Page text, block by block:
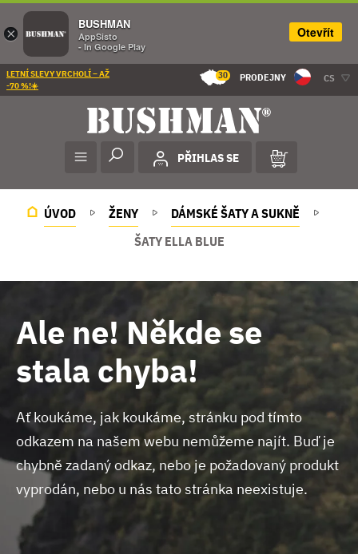
LETNÍ SLEVY VRCHOLÍ – AŽ
-70 %!☀️
30 PRODEJNY CS
PŘIHLAS SE
ÚVOD ŽENY
DÁMSKÉ ŠATY A SUKNĚ
ŠATY ELLA BLUE
Ale ne! Někde se
stala chyba!
Ať koukáme, jak koukáme, stránku pod tímto
odkazem na našem webu nemůžeme najít. Buď je
chybně zadaný odkaz, nebo je požadovaný produkt
vyprodán, nebo u nás tato stránka neexistuje.
×
BUSHMAN
AppSisto
- In Google Play
Otevřít